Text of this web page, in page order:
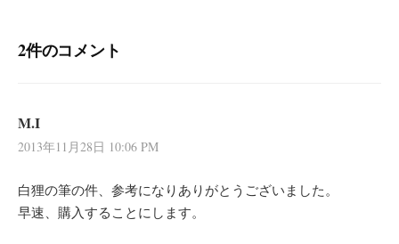
2件のコメント
M.I
2013年11月28日 10:06 PM
白狸の筆の件、参考になりありがとうございました。
早速、購入することにします。